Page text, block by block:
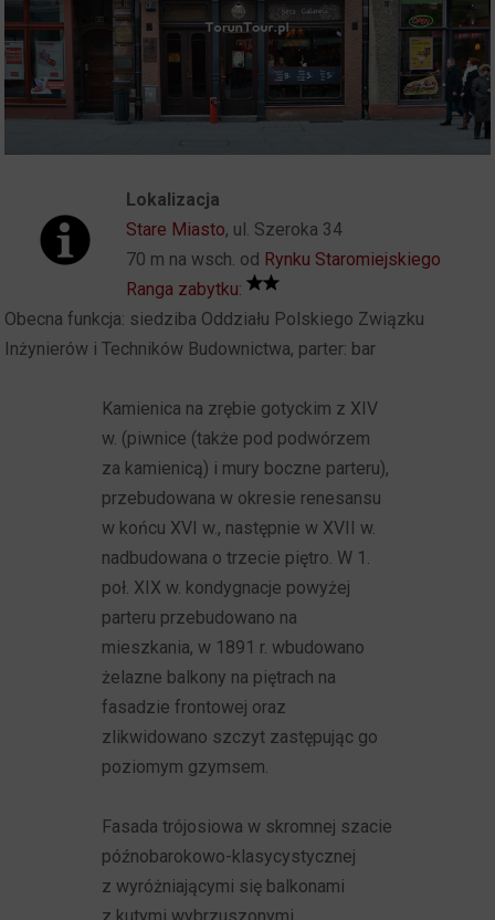
Lokalizacja
Stare Miasto, ul. Szeroka 34
70 m na wsch. od Rynku Staromiejskiego
Ranga zabytku:
Obecna funkcja: siedziba Oddziału Polskiego Związku
Inżynierów i Techników Budownictwa, parter: bar
Kamienica na zrębie gotyckim z XIV
w. (piwnice (także pod podwórzem
za kamienicą) i mury boczne parteru),
przebudowana w okresie renesansu
w końcu XVI w., następnie w XVII w.
nadbudowana o trzecie piętro. W 1.
poł. XIX w. kondygnacje powyżej
parteru przebudowano na
mieszkania, w 1891 r. wbudowano
żelazne balkony na piętrach na
fasadzie frontowej oraz
zlikwidowano szczyt zastępując go
poziomym gzymsem.
Fasada trójosiowa w skromnej szacie
późnobarokowo-klasycystycznej
z wyróżniającymi się balkonami
z kutymi wybrzuszonymi